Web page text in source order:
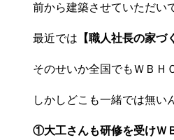
前から建築させていただい
最近では 【職人社長の家
そのせいか全国でもＷＢＨ
しかしどこも一緒では無い
①大工さんも研修を受けＷ